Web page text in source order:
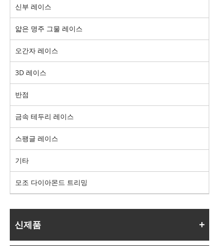
신부 레이스
얇은 명주 그물 레이스
오간자 레이스
3D 레이스
반점
금속 테두리 레이스
스팽글 레이스
기타
모조 다이아몬드 트리밍
신제품